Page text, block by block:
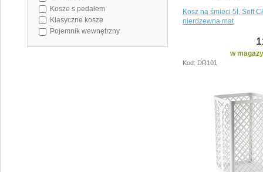
Kosze s pedałem
Klasyczne kosze
Pojemnik wewnętrzny
Kosz na śmieci 5l, Soft
nierdzewna mat
w
Kod: DR101